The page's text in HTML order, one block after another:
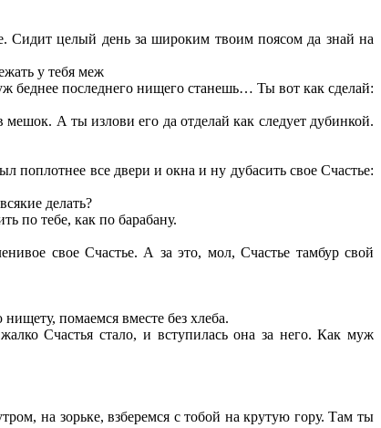
Сидит целый день за широким твоим поясом да знай на
у тебя меж
беднее последнего нищего станешь… Ты вот как сделай:
А ты излови его да отделай как следует дубинкой.
поплотнее все двери и окна и ну дубасить свое Счастье:
делать?
по тебе, как по барабану.
свое Счастье. А за это, мол, Счастье тамбур свой
помаемся вместе без хлеба.
Счастья стало, и вступилась она за него. Как муж
на зорьке, взберемся с тобой на крутую гору. Там ты